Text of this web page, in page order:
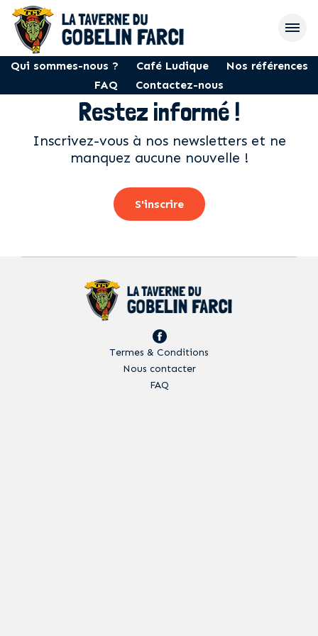
Qui sommes-nous ? Café Ludique
Nos références
FAQ
Contactez-nous
Restez informé !
Inscrivez-vous à nos newsletters et ne
manquez aucune nouvelle !
S'inscrire
Termes & Conditions
Nous contacter
FAQ